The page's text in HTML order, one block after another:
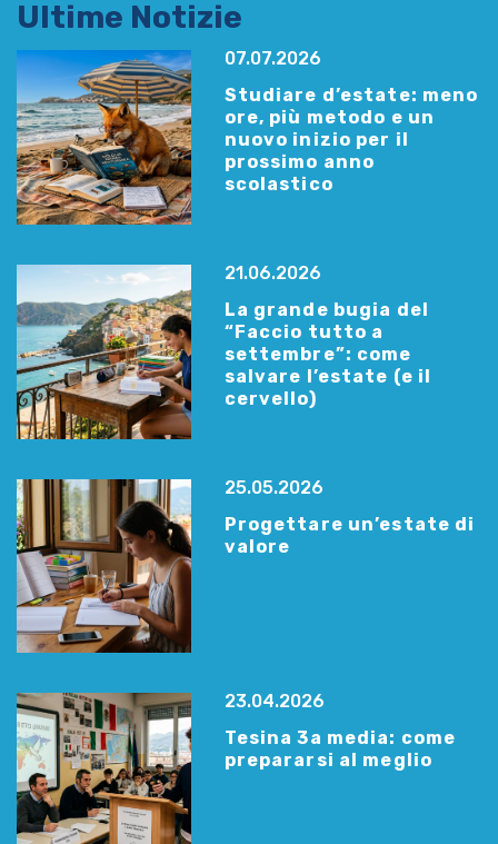
Ultime Notizie
07.07.2026
Studiare d’estate: meno
ore, più metodo e un
nuovo inizio per il
prossimo anno
scolastico
21.06.2026
La grande bugia del
“Faccio tutto a
settembre”: come
salvare l’estate (e il
cervello)
25.05.2026
Progettare un’estate di
valore
23.04.2026
Tesina 3a media: come
prepararsi al meglio